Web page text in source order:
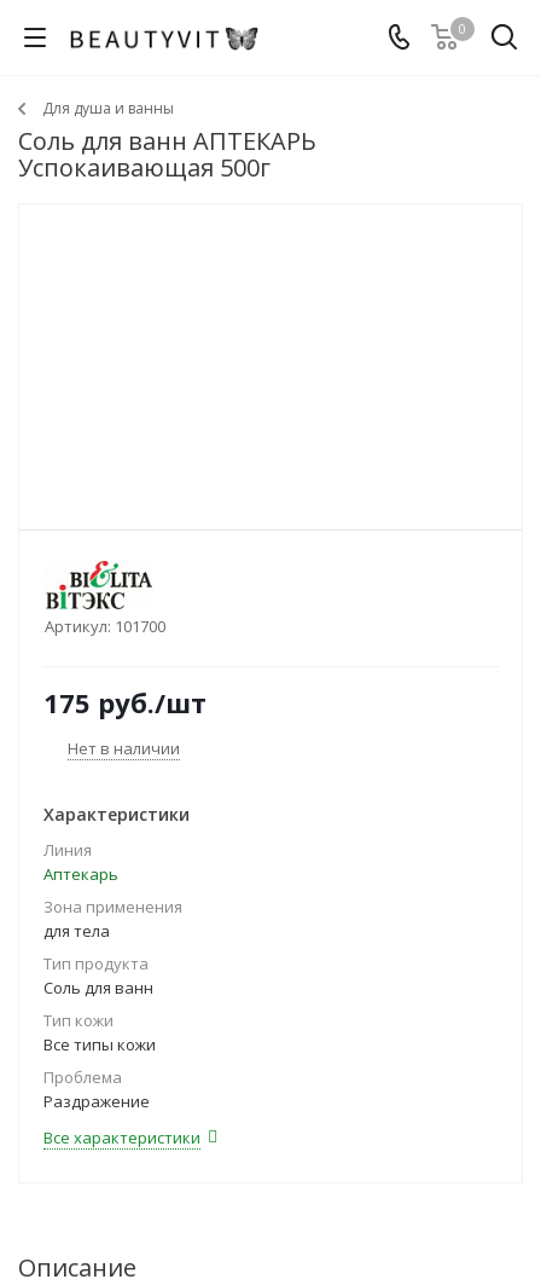
0
Для душа и ванны
Соль для ванн АПТЕКАРЬ
Успокаивающая 500г
Артикул: 101700
175 руб./шт
Нет в наличии
Характеристики
Линия
Аптекарь
Зона применения
для тела
Тип продукта
Соль для ванн
Тип кожи
Все типы кожи
Проблема
Раздражение
Все характеристики
Описание